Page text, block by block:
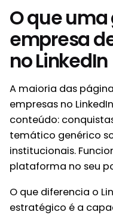
O que
empresa
no LinkedIn
A maioria das
empresas no
conteúdo:
temático genérico
institucionais.
plataforma no seu
O que diferencia o
estratégico é a